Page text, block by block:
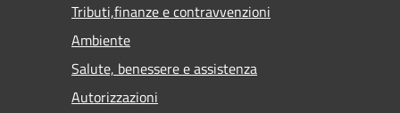
Tributi,finanze e contravvenzioni
Ambiente
Salute, benessere e assistenza
Autorizzazioni